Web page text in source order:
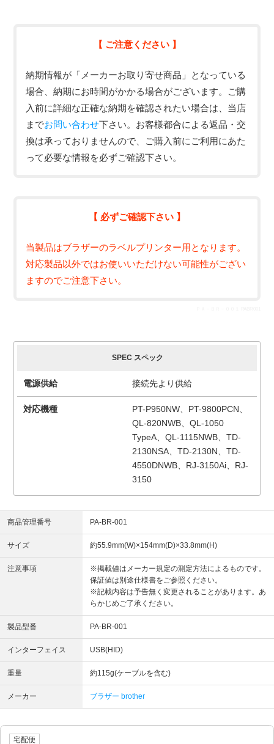
【 ご注意ください 】
納期情報が「メーカーお取り寄せ商品」となっている
場合、納期にお時間がかかる場合がございます。ご購
入前に詳細な正確な納期を確認されたい場合は、当店
までお問い合わせ下さい。お客様都合による返品・交
換は承っておりませんので、ご購入前にご利用にあた
って必要な情報を必ずご確認下さい。
【 必ずご確認下さい 】
当製品はブラザーのラベルプリンター用となります。
対応製品以外ではお使いいただけない可能性がござい
ますのでご注意下さい。
SPEC スペック
電源供給 接続先より供給
対応機種
PT-P950NW、PT-9800PCN、
QL-820NWB、QL-1050
TypeA、QL-1115NWB、TD-
2130NSA、TD-2130N、TD-
4550DNWB、RJ-3150Ai、RJ-
3150
商品管理番号 PA-BR-001
サイズ 約55.9mm(W)×154mm(D)×33.8mm(H)
注意事項
※掲載値はメーカー規定の測定方法によるものです。
保証値は別途仕様書をご参照ください。
※記載内容は予告無く変更されることがあります。あ
らかじめご了承ください。
製品型番 PA-BR-001
インターフェイス USB(HID)
重量 約115g(ケーブルを含む)
メーカー ブラザー brother
宅配便